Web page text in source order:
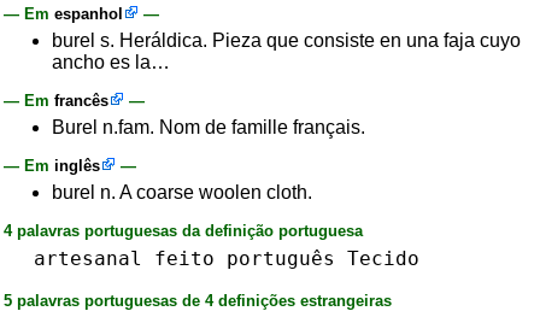
— Em espanhol —
burel s. Heráldica. Pieza que consiste en una faja cuyo
ancho es la…
— Em francês —
Burel n.fam. Nom de famille français.
— Em inglês —
burel n. A coarse woolen cloth.
4 palavras portuguesas da definição portuguesa
artesanal feito português Tecido
5 palavras portuguesas de 4 definições estrangeiras